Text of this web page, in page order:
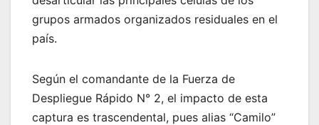
grupos armados organizados residuales en el
país.
Según el comandante de la Fuerza de
Despliegue Rápido N° 2, el impacto de esta
captura es trascendental, pues alias “Camilo”